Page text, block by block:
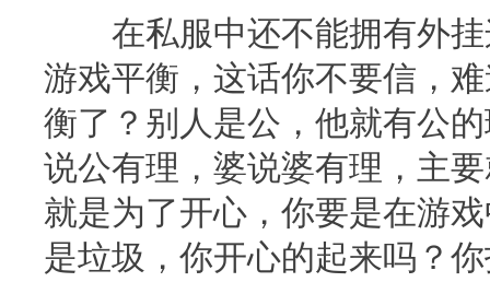
在私服中还不能拥有外挂
游戏平衡，这话你不要信，
衡了？别人是公，他就有公
说公有理，婆说婆有理，主
就是为了开心，你要是在游
是垃圾，你开心的起来吗？